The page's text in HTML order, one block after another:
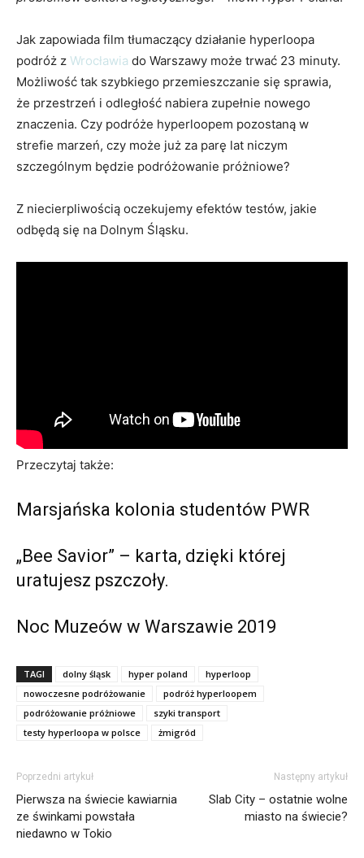
Jak zapowiada film tłumaczący działanie hyperloopa
podróż z Wrocławia do Warszawy może trwać 23 minuty.
Możliwość tak szybkiego przemieszczanie się sprawia,
że przestrzeń i odległość nabiera zupełnie nowego
znaczenia. Czy podróże hyperloopem pozostaną w
strefie marzeń, czy może już za parę lat niczym
szczególnym będzie podróżowanie próżniowe?
Z niecierpliwością oczekujemy efektów testów, jakie
odbędą się na Dolnym Śląsku.
Przeczytaj także:
Marsjańska kolonia studentów PWR
„Bee Savior” – karta, dzięki której
uratujesz pszczoły.
Noc Muzeów w Warszawie 2019
TAGI dolny śląsk hyper poland
hyperloop
nowoczesne podróżowanie
podróż hyperloopem
podróżowanie próżniowe
szyki transport
testy hyperloopa w polsce
żmigród
Poprzedni artykuł
Pierwsza na świecie kawiarnia
ze świnkami powstała
niedawno w Tokio
Następny artykuł
Slab City – ostatnie wolne
miasto na świecie?